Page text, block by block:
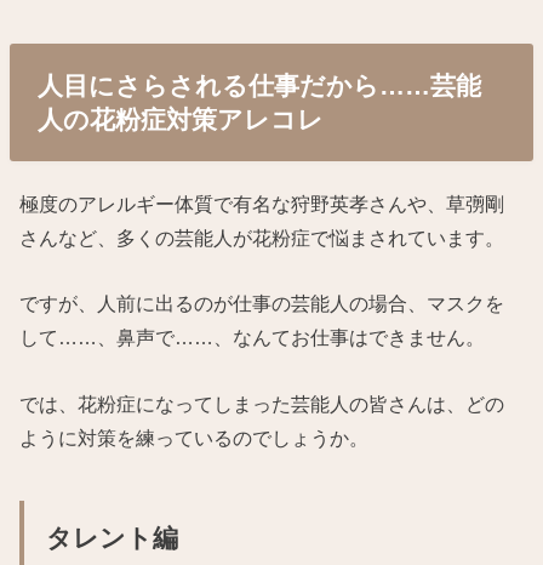
人目にさらされる仕事だから……芸能
人の花粉症対策アレコレ
極度のアレルギー体質で有名な狩野英孝さんや、草彅剛
さんなど、多くの芸能人が花粉症で悩まされています。
ですが、人前に出るのが仕事の芸能人の場合、マスクを
して……、鼻声で……、なんてお仕事はできません。
では、花粉症になってしまった芸能人の皆さんは、どの
ように対策を練っているのでしょうか。
タレント編